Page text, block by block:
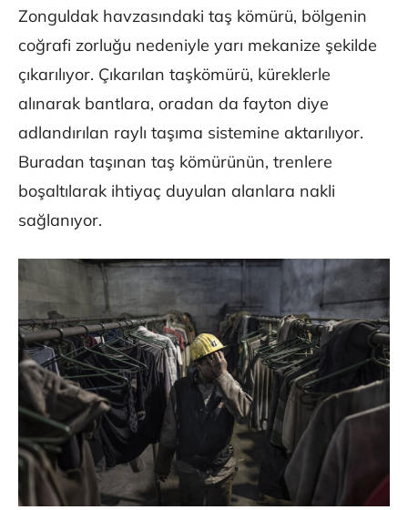
Zonguldak havzasındaki taş kömürü, bölgenin
coğrafi zorluğu nedeniyle yarı mekanize şekilde
çıkarılıyor. Çıkarılan taşkömürü, küreklerle
alınarak bantlara, oradan da fayton diye
adlandırılan raylı taşıma sistemine aktarılıyor.
Buradan taşınan taş kömürünün, trenlere
boşaltılarak ihtiyaç duyulan alanlara nakli
sağlanıyor.